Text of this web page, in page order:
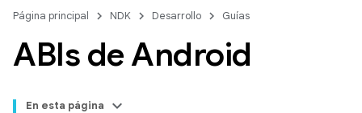
Página principal NDK Desarrollo Guías
ABIs de Android
En esta página